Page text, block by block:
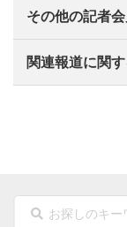
その他の記者
関連報道に関